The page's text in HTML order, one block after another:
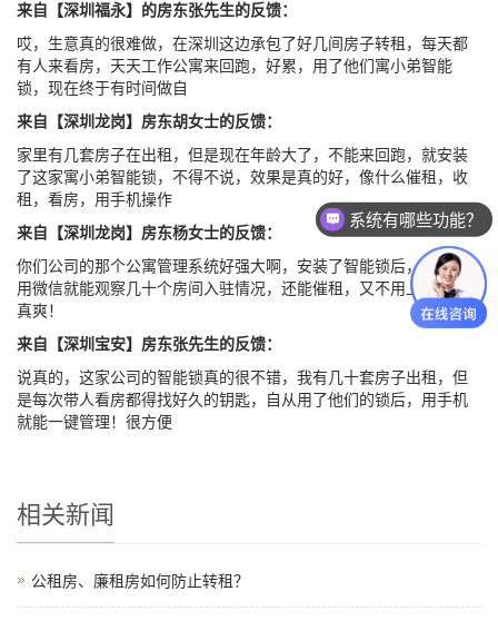
来自【深圳福永】的房东张先生的反馈：
哎，生意真的很难做，在深圳这边承包了好几间房子转租，每天都
有人来看房，天天工作公寓来回跑，好累，用了他们寓小弟智能
锁，现在终于有时间做自
来自【深圳龙岗】房东胡女士的反馈：
家里有几套房子在出租，但是现在年龄大了，不能来回跑，就安装
了这家寓小弟智能锁，不得不说，效果是真的好，像什么催租，收
租，看房，用手机操作
来自【深圳龙岗】房东杨女士的反馈：
你们公司的那个公寓管理系统好强大啊，安装了智能锁后，我现在
用微信就能观察几十个房间入驻情况，还能催租，又不用上门跑，
真爽！
来自【深圳宝安】房东张先生的反馈：
说真的，这家公司的智能锁真的很不错，我有几十套房子出租，但
是每次带人看房都得找好久的钥匙，自从用了他们的锁后，用手机
就能一键管理！很方便
相关新闻
公租房、廉租房如何防止转租？
系统有哪些功能？